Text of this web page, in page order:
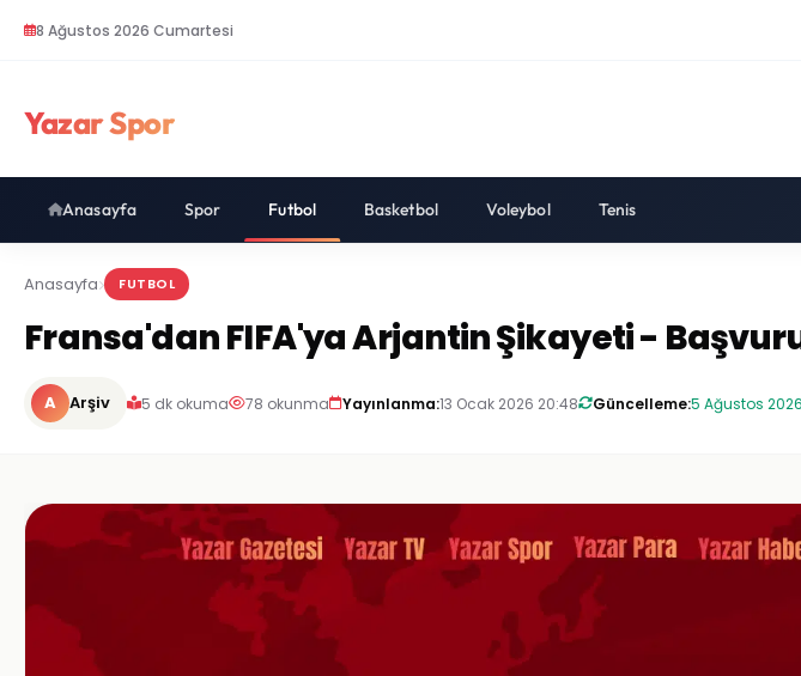
8 Ağustos 2026 Cumartesi
Yazar Spor
Anasayfa Spor Futbol Basketbol Voleybol Tenis
Anasayfa FUTBOL
Fransa'dan FIFA'ya Arjantin Şikayeti -
A Arşiv 5 dk okuma 78 okunma Yayınlanma:13 Ocak 2026 20:48 Güncelleme:5 Ağustos